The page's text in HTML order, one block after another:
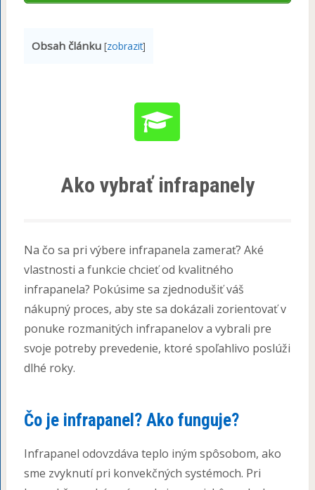
Obsah článku [zobrazit]
Ako vybrať infrapanely
Na čo sa pri výbere infrapanela zamerať? Aké
vlastnosti a funkcie chcieť od kvalitného
infrapanela? Pokúsime sa zjednodušiť váš
nákupný proces, aby ste sa dokázali zorientovať v
ponuke rozmanitých infrapanelov a vybrali pre
svoje potreby prevedenie, ktoré spoľahlivo poslúži
dlhé roky.
Čo je infrapanel? Ako funguje?
Infrapanel odovzdáva teplo iným spôsobom, ako
sme zvyknutí pri konvekčných systémoch. Pri